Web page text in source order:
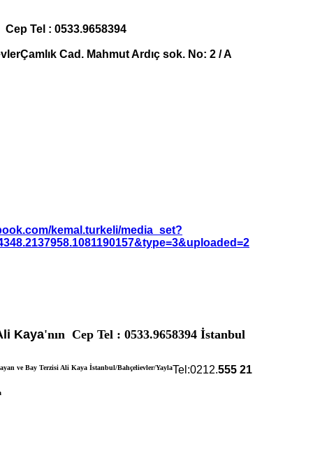
Cep Tel : 0533.9658394
Çamlık Cad. Mahmut Ardıç sok. No: 2 / A
kemal.turkeli/media_set?
Kaya'nın Cep Tel : 0533.9658394 İstanbul
Tel:0212.555 21